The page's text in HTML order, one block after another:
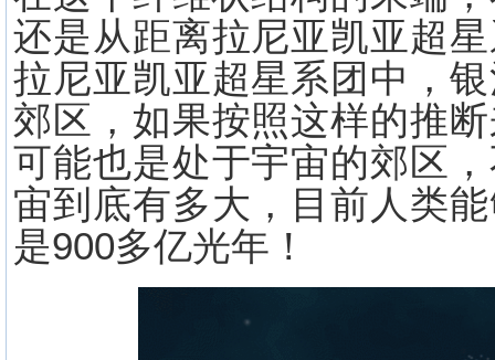
还是从距离拉尼亚凯亚超
拉尼亚凯亚超星系团中，
郊区，如果按照这样的推
可能也是处于宇宙的郊区
宙到底有多大，目前人类
是900多亿光年！